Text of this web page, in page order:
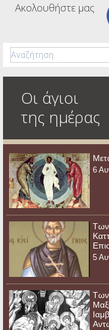
Ακολουθήστε μας
Οι άγιοι
της ημέρας
6
Των
5
Των